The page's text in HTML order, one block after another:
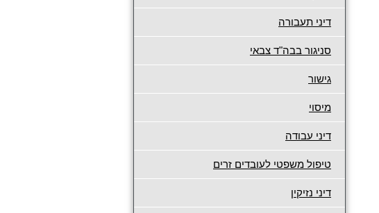
דיני תעבורה
סניגור בבה"ד צבאי
גישור
מיסוי
דיני עבודה
טיפול משפטי לעובדים זרים
דיני נזיקין